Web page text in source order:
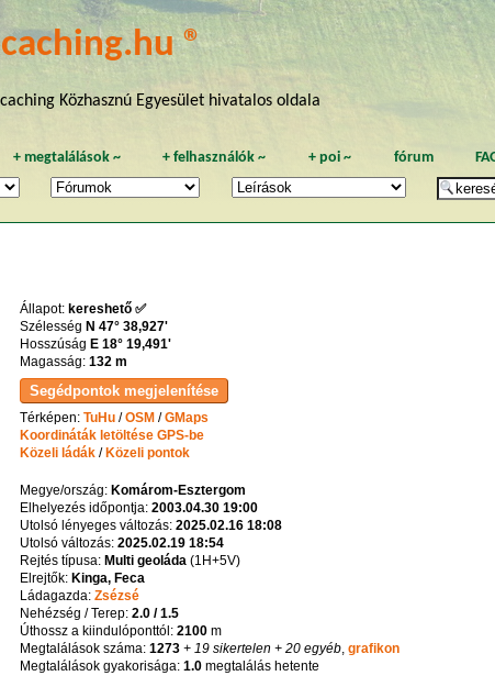
®
Közhasznú Egyesület hivatalos oldala
+ megtalálások~ +felhasználók ~ + poi~ fórum
Állapot: kereshető ✅
Szélesség N 47° 38,927'
Hosszúság E 18° 19,491'
Magasság: 132 m
Térképen: TuHu/OSM /GMaps
Koordináták letöltése GPS-be
Közeli ládák/ Közeli pontok
Megye/ország: Komárom-Esztergom
Elhelyezés időpontja: 2003.04.30 19:00
Utolsó lényeges változás: 2025.02.16 18:08
Utolsó változás: 2025.02.19 18:54
Rejtés típusa: Multi geoláda(1H+5V)
Elrejtők: Kinga, Feca
Ládagazda: Zsézsé
Nehézség / Terep: 2.0 / 1.5
Úthossz a kiindulóponttól: 2100m
Megtalálások száma: 1273+ 19 sikertelen + 20 egyéb, grafikon
Megtalálások gyakorisága: 1.0megtalálás hetente